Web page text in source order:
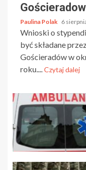
Paulina Polak 6
Wnioski o
być składane
Gościeradów w
roku....Czytaj dalej